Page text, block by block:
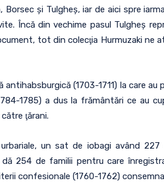
Borsec şi Tulgheş, iar de aici spre
Încă din vechime pasul Tulgheş
tot din colecţia Hurmuzaki
(1703-1711) la care
1785) a dus la frământări ce au
ţărani.
un sat de iobagi având
254 de familii pentru care
confesionale (1760-1762)